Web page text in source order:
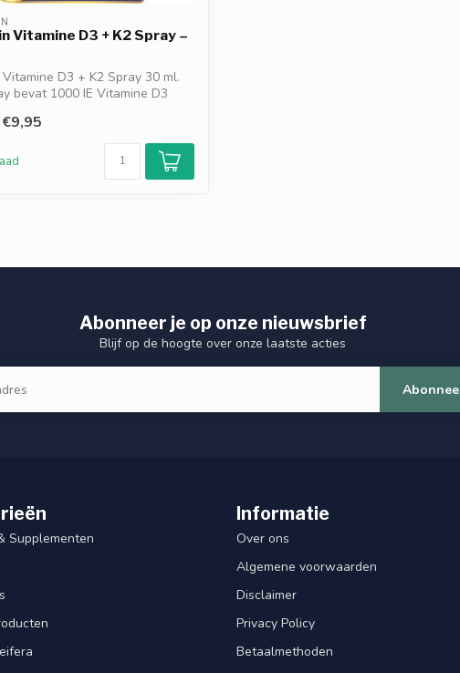
Vitamine D3 + K2 Spray –
D3 + K2 Spray 30 ml.
bevat 1000 IE Vitamine D3
€9,95
Abonneer je op onze nieuwsbrief
Blijf op de hoogte over onze laatste acties
Supplementen
Informatie
Over ons
Algemene voorwaarden
Disclaimer
Privacy Policy
Betaalmethoden